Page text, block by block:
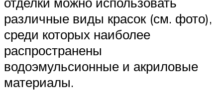
различные виды красок (см. фото),
среди которых наиболее
распространены
водоэмульсионные и акриловые
материалы.